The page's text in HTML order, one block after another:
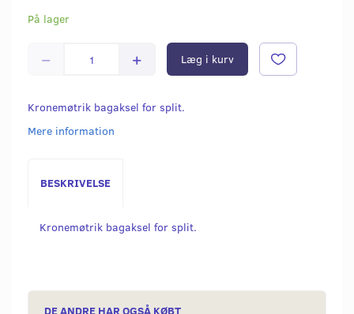
På lager
Læg i kurv
Kronemøtrik bagaksel for split.
Mere information
BESKRIVELSE
Kronemøtrik bagaksel for split.
DE ANDRE HAR OGSÅ KØBT